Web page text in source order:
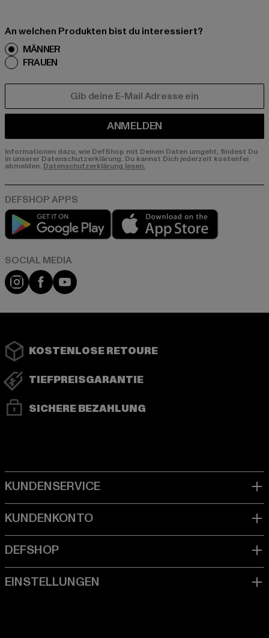
An welchen Produkten bist du interessiert?
MÄNNER
FRAUEN
ANMELDEN
Informationen dazu, wie DefShop mit Deinen Daten umgeht, findest Du
in unserer Datenschutzerklärung. Du kannst Dich jederzeit kostenfei
abmelden. Datenschutzerklärung lesen.
Play market
Instagram
FacebookYouTube
KOSTENLOSE RETOURE
TIEFPREISGARANTIE
SICHERE BEZAHLUNG